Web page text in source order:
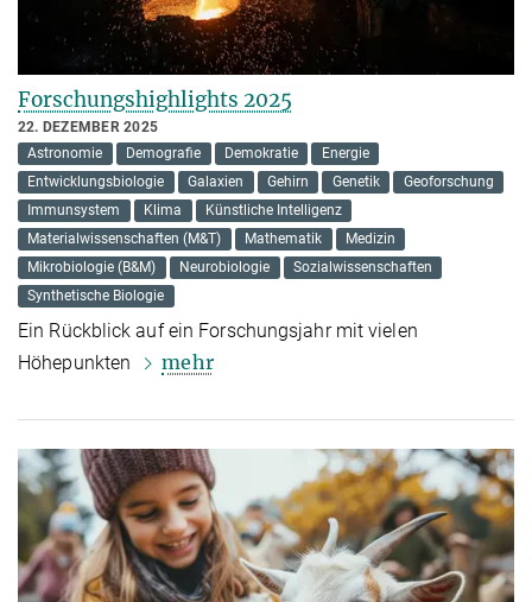
Forschungshighlights 2025
22. DEZEMBER 2025
Astronomie
Demografie Demokratie
Energie
Entwicklungsbiologie
Galaxien Gehirn Genetik
Geoforschung
Immunsystem
Klima
Künstliche Intelligenz
Materialwissenschaften (M&T)
Mathematik
Medizin
Mikrobiologie (B&M)
Neurobiologie
Sozialwissenschaften
Synthetische Biologie
Ein Rückblick auf ein Forschungsjahr mit vielen
Höhepunkten
mehr